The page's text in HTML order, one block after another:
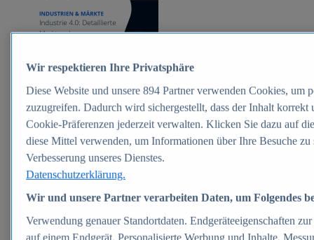
Zum Report
Beliebte Statistiken
Aktuelle Statistiken
E-Commerce - Entwicklung des Umsatzes in
Deutschland 1999-2025
Umsatz von Amazon in Deutschland und weltweit
2010-2025
B2C-E-Commerce: Top-50 Online Shops in
Deutschland 2024
Marktanteile von Online-Zahlungsverfahren in
Deutschland 2024
Umsatzstarke Warengruppen im Online-Handel in
Deutschland 2023-2025
Wir respektieren Ihre Privatsphäre
Diese Website und unsere 894 Partner verwenden Cookies, um
zuzugreifen. Dadurch wird sichergestellt, dass der Inhalt
Cookie-Präferenzen jederzeit verwalten. Klicken Sie dazu auf
diese Mittel verwenden, um Informationen über Ihre Besuche
Verbesserung unseres Dienstes.
Datenschutzerklärung.
Wir und unsere Partner verarbeiten Daten, um Folgendes
Verwendung genauer Standortdaten. Endgeräteeigenschaften
auf einem Endgerät. Personalisierte Werbung und Inhalte,